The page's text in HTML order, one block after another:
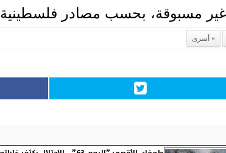
غير مسبوقة، بحسب مصادر
أسرى